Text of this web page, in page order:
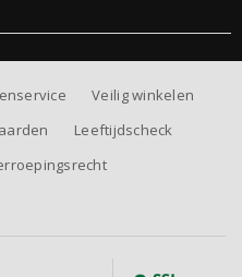
Veilig winkelen
Leeftijdscheck